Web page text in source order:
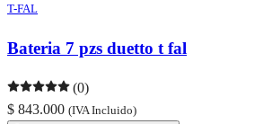
T-FAL
Bateria 7 pzs duetto t fal
(0)
$ 843.000 (IVA Incluido)